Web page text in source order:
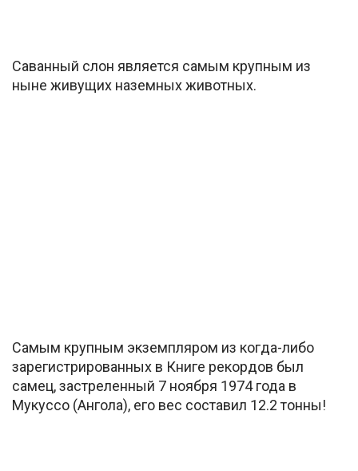
Саванный слон является самым крупным из
ныне живущих наземных животных.
Самым крупным экземпляром из когда-либо
зарегистрированных в Книге рекордов был
самец, застреленный 7 ноября 1974 года в
Мукуссо (Ангола), его вес составил 12.2 тонны!